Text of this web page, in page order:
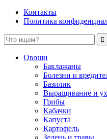
Контакты
Политика
Овощи
Баклажаны
Болезни и
Базилик
Выращивание и
Грибы
Кабачки
Капуста
Картофель
Зелень и травы